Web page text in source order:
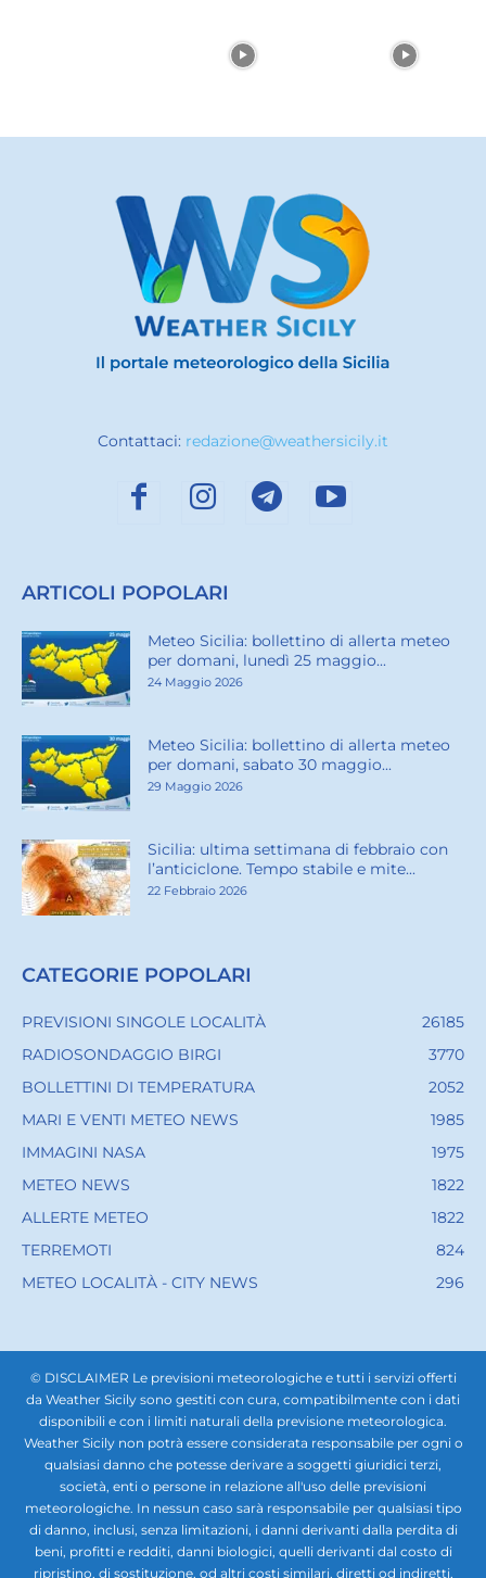
Contattaci: redazione@weathersicily.it
ARTICOLI POPOLARI
Meteo Sicilia: bollettino di allerta meteo
per domani, lunedì 25 maggio...
24 Maggio 2026
Meteo Sicilia: bollettino di allerta meteo
per domani, sabato 30 maggio...
29 Maggio 2026
Sicilia: ultima settimana di febbraio con
l’anticiclone. Tempo stabile e mite...
22 Febbraio 2026
CATEGORIE POPOLARI
PREVISIONI SINGOLE LOCALITÀ
26185
RADIOSONDAGGIO BIRGI
3770
BOLLETTINI DI TEMPERATURA
2052
MARI E VENTI METEO NEWS
1985
IMMAGINI NASA
1975
METEO NEWS
1822
ALLERTE METEO
1822
TERREMOTI
824
METEO LOCALITÀ - CITY NEWS
296
© DISCLAIMER Le previsioni meteorologiche e tutti i servizi offerti
da Weather Sicily sono gestiti con cura, compatibilmente con i dati
disponibili e con i limiti naturali della previsione meteorologica.
Weather Sicily non potrà essere considerata responsabile per ogni o
qualsiasi danno che potesse derivare a soggetti giuridici terzi,
società, enti o persone in relazione all'uso delle previsioni
meteorologiche. In nessun caso sarà responsabile per qualsiasi tipo
di danno, inclusi, senza limitazioni, i danni derivanti dalla perdita di
beni, profitti e redditi, danni biologici, quelli derivanti dal costo di
ripristino, di sostituzione, od altri costi similari, diretti od indiretti,